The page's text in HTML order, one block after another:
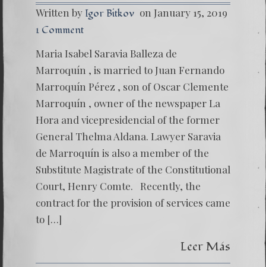
Written by Igor Bitkov on January 15, 2019
1 Comment
Maria Isabel Saravia Balleza de
Marroquín , is married to Juan Fernando
Marroquín Pérez , son of Oscar Clemente
Marroquín , owner of the newspaper La
Hora and vicepresidencial of the former
General Thelma Aldana. Lawyer Saravia
de Marroquín is also a member of the
Substitute Magistrate of the Constitutional
Court, Henry Comte. Recently, the
contract for the provision of services came
to […]
Leer Más